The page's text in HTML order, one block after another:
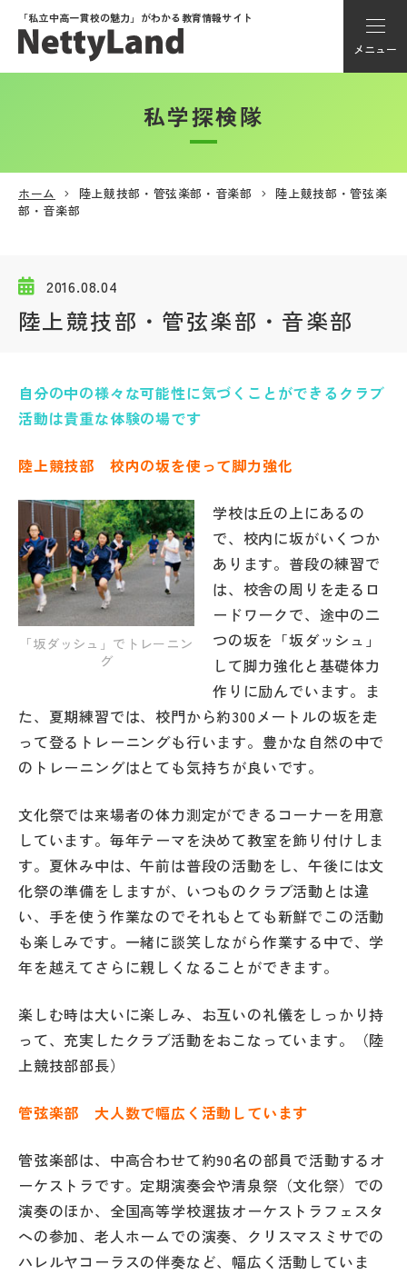
「私立中高一貫校の魅力」がわかる教育情報サイト
メニュー
アカウント登録
メニュー
学校動画
私学探検隊
説明会・イベント情報
よみもの
学校からのお知らせ
学校HP最新情報
特集
NettyLandかわら版
その他
お問い合わせ
個人情報保護方針
運営会社
私学探検隊
ホーム 陸上競技部・管弦楽部・音楽部
陸上競技部・管弦楽
部・音楽部
2016.08.04
陸上競技部・管弦楽部・音楽部
自分の中の様々な可能性に気づくことができるクラブ
活動は貴重な体験の場です
陸上競技部 校内の坂を使って脚力強化
「坂ダッシュ」でトレーニン
グ
学校は丘の上にあるの
で、校内に坂がいくつか
あります。普段の練習で
は、校舎の周りを走るロ
ードワークで、途中の二
つの坂を「坂ダッシュ」
して脚力強化と基礎体力
作りに励んでいます。ま
た、夏期練習では、校門から約300メートルの坂を走
って登るトレーニングも行います。豊かな自然の中で
のトレーニングはとても気持ちが良いです。
文化祭では来場者の体力測定ができるコーナーを用意
しています。毎年テーマを決めて教室を飾り付けしま
す。夏休み中は、午前は普段の活動をし、午後には文
化祭の準備をしますが、いつものクラブ活動とは違
い、手を使う作業なのでそれもとても新鮮でこの活動
も楽しみです。一緒に談笑しながら作業する中で、学
年を越えてさらに親しくなることができます。
楽しむ時は大いに楽しみ、お互いの礼儀をしっかり持
って、充実したクラブ活動をおこなっています。（陸
上競技部部長）
管弦楽部 大人数で幅広く活動しています
管弦楽部は、中高合わせて約90名の部員で活動するオ
ーケストラです。定期演奏会や清泉祭（文化祭）での
演奏のほか、全国高等学校選抜オーケストラフェスタ
への参加、老人ホームでの演奏、クリスマスミサでの
ハレルヤコーラスの伴奏など、幅広く活動していま